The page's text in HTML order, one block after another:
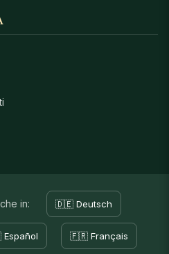
in: 🇩🇪 Deutsch
🇫🇷 Français